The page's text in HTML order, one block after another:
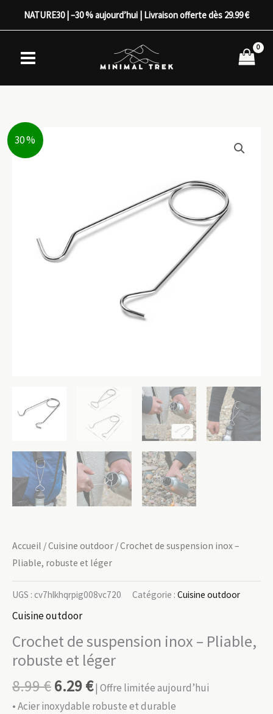
NATURE30 | –30 % aujourd’hui | Livraison offerte dès 29.99 €
30 %
Accueil /Cuisine outdoor / Crochet de suspension inox –
Pliable, robuste et léger
UGS : cv7hlkhqrpig008vc720 Catégorie : Cuisine outdoor
Cuisine outdoor
Crochet de suspension inox – Pliable,
robuste et léger
8.99€6.29€| Offre limitée aujourd’hui
• Acier inoxydable robuste et durable